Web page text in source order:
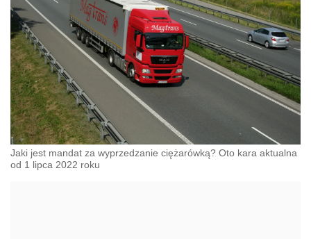
Jaki jest mandat za wyprzedzanie ciężarówką? Oto kara aktualna
od 1 lipca 2022 roku